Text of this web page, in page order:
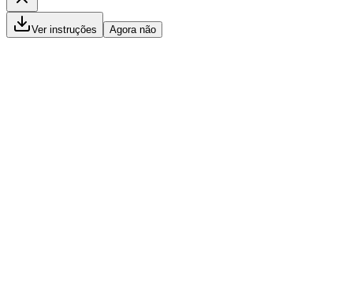
Ver instruções Agora não